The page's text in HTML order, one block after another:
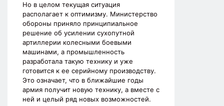
Но в целом текущая ситуация
располагает к оптимизму. Министерство
обороны приняло принципиальное
решение об усилении сухопутной
артиллерии колесными боевыми
машинами, а промышленность
разработала такую технику и уже
готовится к ее серийному производству.
Это означает, что в ближайшие годы
армия получит новую технику, а вместе с
ней и целый ряд новых возможностей.